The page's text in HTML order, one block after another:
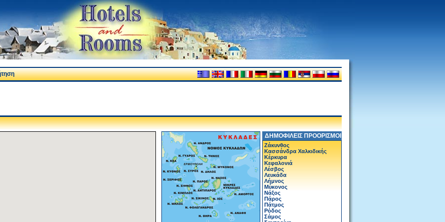
ΔΗΜΟΦΙΛΕΙΣ ΠΡΟΟΡΙΣΜΟΙ
Ζάκυνθος
Κασσάνδρα Χαλκιδικής
Κέρκυρα
Κεφαλονιά
Λέσβος
Λευκάδα
Λήμνος
Μύκονος
Νάξος
Πάρος
Πάτμος
Ρόδος
Σάμος